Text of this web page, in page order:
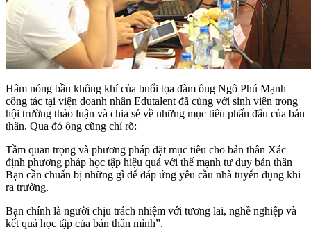
Hâm nóng bầu không khí của buổi tọa đàm ông Ngô Phú Mạnh –
công tác tại viện doanh nhân Edutalent đã cùng với sinh viên trong
hội trường thảo luận và chia sẻ về những mục tiêu phấn đấu của bản
thân. Qua đó ông cũng chỉ rõ:
Tầm quan trọng và phương pháp đặt mục tiêu cho bản thân Xác
định phương pháp học tập hiệu quả với thế mạnh tư duy bản thân
Bạn cần chuẩn bị những gì để đáp ứng yêu cầu nhà tuyển dụng khi
ra trường.
Bạn chính là người chịu trách nhiệm với tương lai, nghề nghiệp và
kết quả học tập của bản thân mình”.